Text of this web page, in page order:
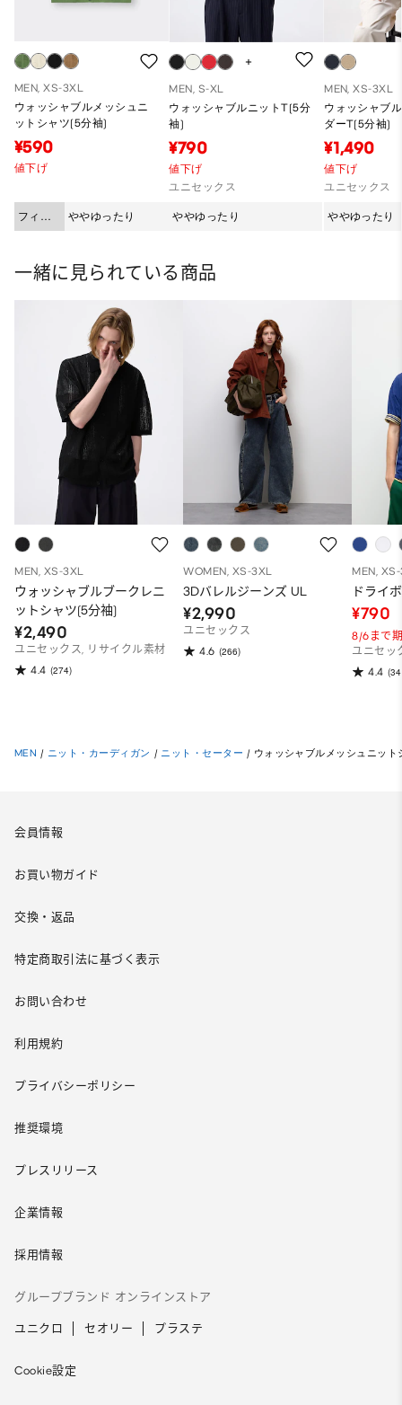
MEN, XS-3XL
ウォッシャブルメッシュニ
ットシャツ(5分袖)
¥590
値下げ
フィッ
ト
ややゆったり
MEN, S-XL
ウォッシャブルニットT(5分
袖)
¥790
値下げ
ユニセックス
ややゆったり
MEN, XS-3XL
ウォッシャブ
ダーT(5分袖)
¥1,490
値下げ
ユニセックス
ややゆったり
一緒に見られている商品
MEN, XS-3XL
ウォッシャブルブークレニ
ットシャツ(5分袖)
¥2,490
ユニセックス, リサイクル素材
4.4 (274)
WOMEN, XS-3XL
3Dバレルジーンズ UL
¥2,990
ユニセックス
4.6 (266)
MEN,
ドライ
¥790
8/6まで
ユニセッ
4.4
MEN / ニット・カーディガン / ニット・セーター / ウォッシャブルメッシュニット
会員情報
お買い物ガイド
交換・返品
特定商取引法に基づく表示
お問い合わせ
利用規約
プライバシーポリシー
推奨環境
プレスリリース
企業情報
採用情報
グループブランド オンラインストア
ユニクロ セオリー プラステ
Cookie設定